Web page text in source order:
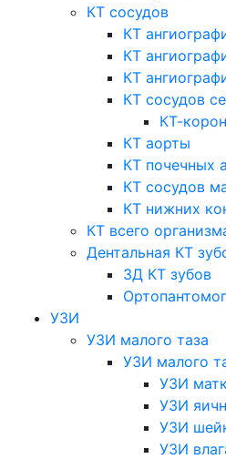
КТ сосудов
КТ
КТ
КТ
КТ сосудов
КТ-
КТ аорты
КТ почечных
КТ сосудов
КТ нижних
КТ всего
Дентальная КТ
3Д КТ зубов
УЗИ
УЗИ малого таза
УЗИ малого
УЗИ
УЗИ
УЗИ
УЗИ